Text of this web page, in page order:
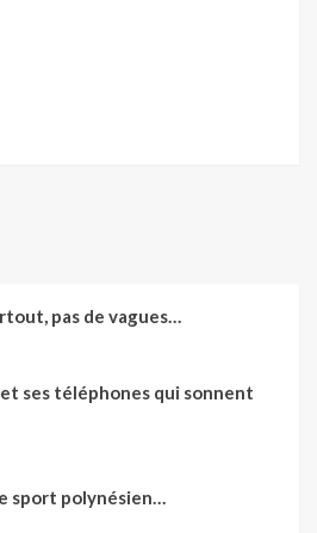
pas de vagues…
et ses téléphones qui sonnent
sport polynésien…